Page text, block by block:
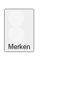
Merken